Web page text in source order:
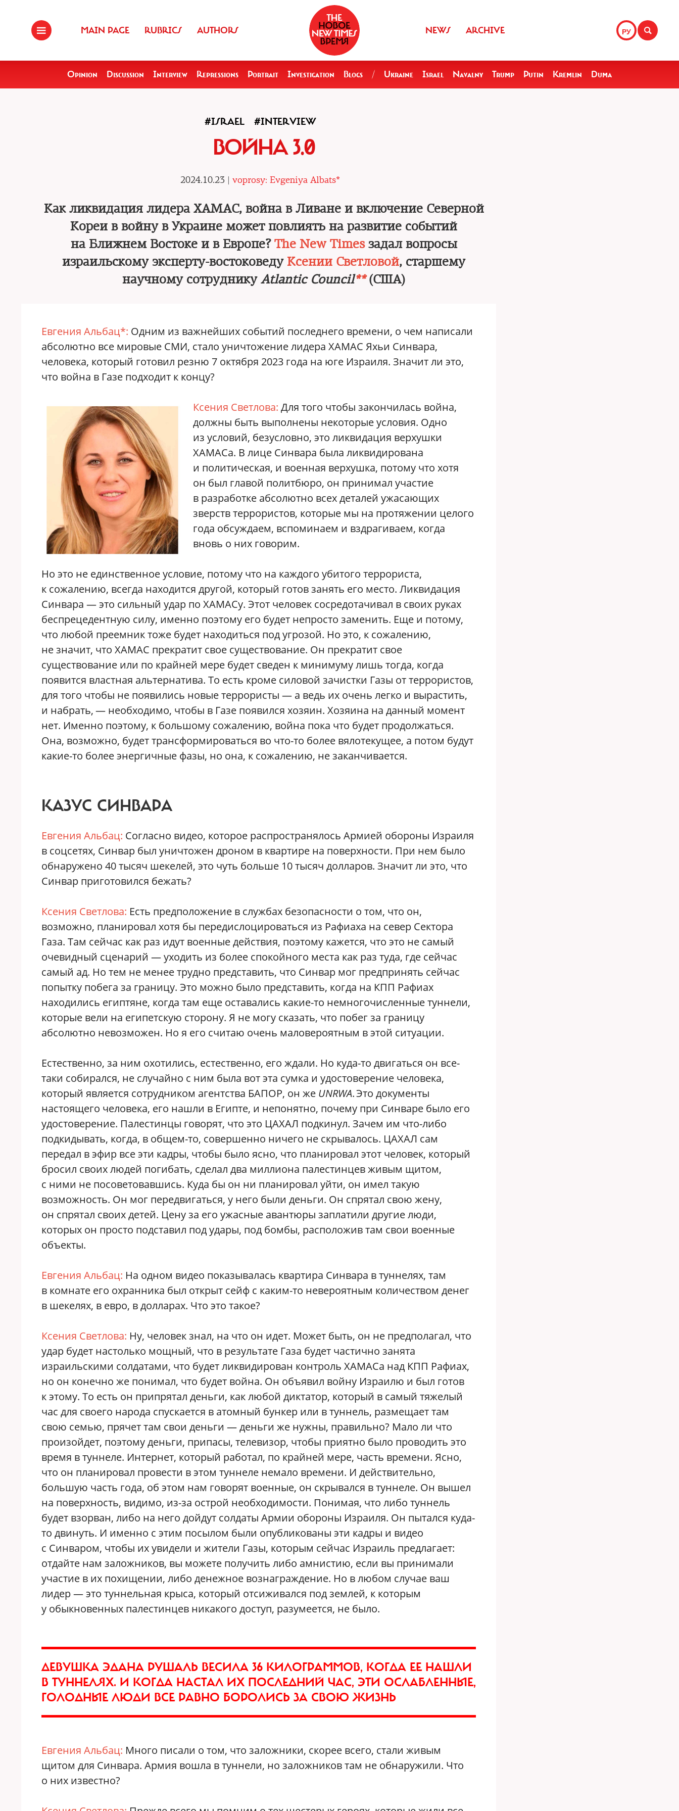
MAIN PAGE RUBRICS AUTHORS РУ
NEWS ARCHIVE
Opinion Discussion Interview Repressions Portrait Investigation Blogs / Ukraine Israel Navalny Trump Putin Kremlin Duma
#ISRAEL #INTERVIEW
ВОЙНА 3.0
2024.10.23 | voprosy: Evgeniya Albats*
Как ликвидация лидера ХАМАС, война в Ливане и включение Северной
Кореи в войну в Украине может повлиять на развитие событий
на Ближнем Востоке и в Европе? The New Timesзадал вопросы
израильскому эксперту-востоковеду Ксении Светловой, старшему
научному сотрудникуAtlantic Council** (США)
Евгения Альбац*: Одним из важнейших событий последнего времени, о чем написали
абсолютно все мировые СМИ, стало уничтожение лидера ХАМАС Яхьи Синвара,
человека, который готовил резню 7 октября 2023 года на юге Израиля. Значит ли это,
что война в Газе подходит к концу?
Ксения Светлова: Для того чтобы закончилась война,
должны быть выполнены некоторые условия. Одно
из условий, безусловно, это ликвидация верхушки
ХАМАСа. В лице Синвара была ликвидирована
и политическая, и военная верхушка, потому что хотя
он был главой политбюро, он принимал участие
в разработке абсолютно всех деталей ужасающих
зверств террористов, которые мы на протяжении целого
года обсуждаем, вспоминаем и вздрагиваем, когда
вновь о них говорим.
Но это не единственное условие, потому что на каждого убитого террориста,
к сожалению, всегда находится другой, который готов занять его место. Ликвидация
Синвара — это сильный удар по ХАМАСу. Этот человек сосредотачивал в своих руках
беспрецедентную силу, именно поэтому его будет непросто заменить. Еще и потому,
что любой преемник тоже будет находиться под угрозой. Но это, к сожалению,
не значит, что ХАМАС прекратит свое существование. Он прекратит свое
существование или по крайней мере будет сведен к минимуму лишь тогда, когда
появится властная альтернатива. То есть кроме силовой зачистки Газы от террористов,
для того чтобы не появились новые террористы — а ведь их очень легко и вырастить,
и набрать, — необходимо, чтобы в Газе появился хозяин. Хозяина на данный момент
нет. Именно поэтому, к большому сожалению, война пока что будет продолжаться.
Она, возможно, будет трансформироваться во что-то более вялотекущее, а потом будут
какие-то более энергичные фазы, но она, к сожалению, не заканчивается.
КАЗУС СИНВАРА
Евгения Альбац: Согласно видео, которое распространялось Армией обороны Израиля
в соцсетях, Синвар был уничтожен дроном в квартире на поверхности. При нем было
обнаружено 40 тысяч шекелей, это чуть больше 10 тысяч долларов. Значит ли это, что
Синвар приготовился бежать?
Ксения Светлова: Есть предположение в службах безопасности о том, что он,
возможно, планировал хотя бы передислоцироваться из Рафиаха на север Сектора
Газа. Там сейчас как раз идут военные действия, поэтому кажется, что это не самый
очевидный сценарий — уходить из более спокойного места как раз туда, где сейчас
самый ад. Но тем не менее трудно представить, что Синвар мог предпринять сейчас
попытку побега за границу. Это можно было представить, когда на КПП Рафиах
находились египтяне, когда там еще оставались какие-то немногочисленные туннели,
которые вели на египетскую сторону. Я не могу сказать, что побег за границу
абсолютно невозможен. Но я его считаю очень маловероятным в этой ситуации.
Естественно, за ним охотились, естественно, его ждали. Но куда-то двигаться он все-
таки собирался, не случайно с ним была вот эта сумка и удостоверение человека,
который является сотрудником агентства БАПОР, он же UNRWA. Это документы
настоящего человека, его нашли в Египте, и непонятно, почему при Синваре было его
удостоверение. Палестинцы говорят, что это ЦАХАЛ подкинул. Зачем им что-либо
подкидывать, когда, в общем-то, совершенно ничего не скрывалось. ЦАХАЛ сам
передал в эфир все эти кадры, чтобы было ясно, что планировал этот человек, который
бросил своих людей погибать, сделал два миллиона палестинцев живым щитом,
с ними не посоветовавшись. Куда бы он ни планировал уйти, он имел такую
возможность. Он мог передвигаться, у него были деньги. Он спрятал свою жену,
он спрятал своих детей. Цену за его ужасные авантюры заплатили другие люди,
которых он просто подставил под удары, под бомбы, расположив там свои военные
объекты.
Евгения Альбац: На одном видео показывалась квартира Синвара в туннелях, там
в комнате его охранника был открыт сейф с каким-то невероятным количеством денег
в шекелях, в евро, в долларах. Что это такое?
Ксения Светлова: Ну, человек знал, на что он идет. Может быть, он не предполагал, что
удар будет настолько мощный, что в результате Газа будет частично занята
израильскими солдатами, что будет ликвидирован контроль ХАМАСа над КПП Рафиах,
но он конечно же понимал, что будет война. Он объявил войну Израилю и был готов
к этому. То есть он припрятал деньги, как любой диктатор, который в самый тяжелый
час для своего народа спускается в атомный бункер или в туннель, размещает там
свою семью, прячет там свои деньги — деньги же нужны, правильно? Мало ли что
произойдет, поэтому деньги, припасы, телевизор, чтобы приятно было проводить это
время в туннеле. Интернет, который работал, по крайней мере, часть времени. Ясно,
что он планировал провести в этом туннеле немало времени. И действительно,
большую часть года, об этом нам говорят военные, он скрывался в туннеле. Он вышел
на поверхность, видимо, из-за острой необходимости. Понимая, что либо туннель
будет взорван, либо на него дойдут солдаты Армии обороны Израиля. Он пытался куда-
то двинуть. И именно с этим посылом были опубликованы эти кадры и видео
с Синваром, чтобы их увидели и жители Газы, которым сейчас Израиль предлагает:
отдайте нам заложников, вы можете получить либо амнистию, если вы принимали
участие в их похищении, либо денежное вознаграждение. Но в любом случае ваш
лидер — это туннельная крыса, который отсиживался под землей, к которым
у обыкновенных палестинцев никакого доступ, разумеется, не было.
ДЕВУШКА ЭДАНА РУШАЛЬ ВЕСИЛА 36 КИЛОГРАММОВ, КОГДА ЕЕ НАШЛИ
В ТУННЕЛЯХ. И КОГДА НАСТАЛ ИХ ПОСЛЕДНИЙ ЧАС, ЭТИ ОСЛАБЛЕННЫЕ,
ГОЛОДНЫЕ ЛЮДИ ВСЕ РАВНО БОРОЛИСЬ ЗА СВОЮ ЖИЗНЬ
Евгения Альбац: Много писали о том, что заложники, скорее всего, стали живым
щитом для Синвара. Армия вошла в туннели, но заложников там не обнаружили. Что
о них известно?